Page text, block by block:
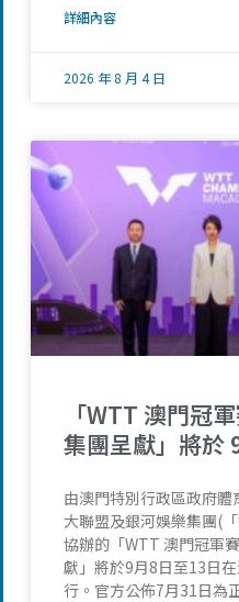
詳細內容
2026 年 8 月 4 日
「WTT 澳門冠
集團呈獻」將於
由澳門特別行政區政府
大聯盟及銀河娛樂集團(
協辦的「WTT 澳門冠軍
獻」將於9月8日至13日
行。官方公佈7月31日為